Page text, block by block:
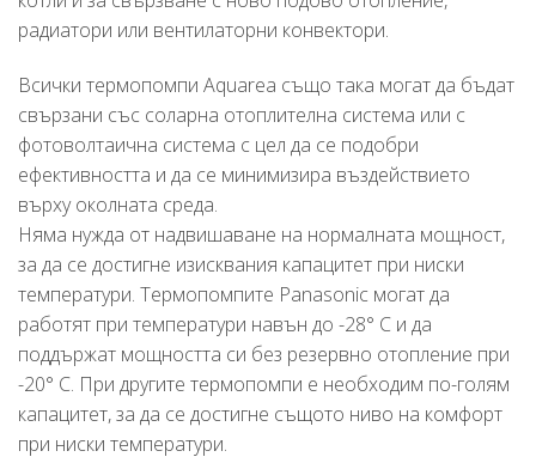
радиатори или вентилаторни конвектори.
Всички термопомпи Aquarea също така могат да бъдат
свързани със соларна отоплителна система или с
фотоволтаична система с цел да се подобри
ефективността и да се минимизира въздействието
върху околната среда.
Няма нужда от надвишаване на нормалната мощност,
за да се достигне изисквания капацитет при ниски
температури. Термопомпите Panasonic могат да
работят при температури навън до -28° C и да
поддържат мощността си без резервно отопление при
-20° C. При другите термопомпи е необходим по-голям
капацитет, за да се достигне същото ниво на комфорт
при ниски температури.